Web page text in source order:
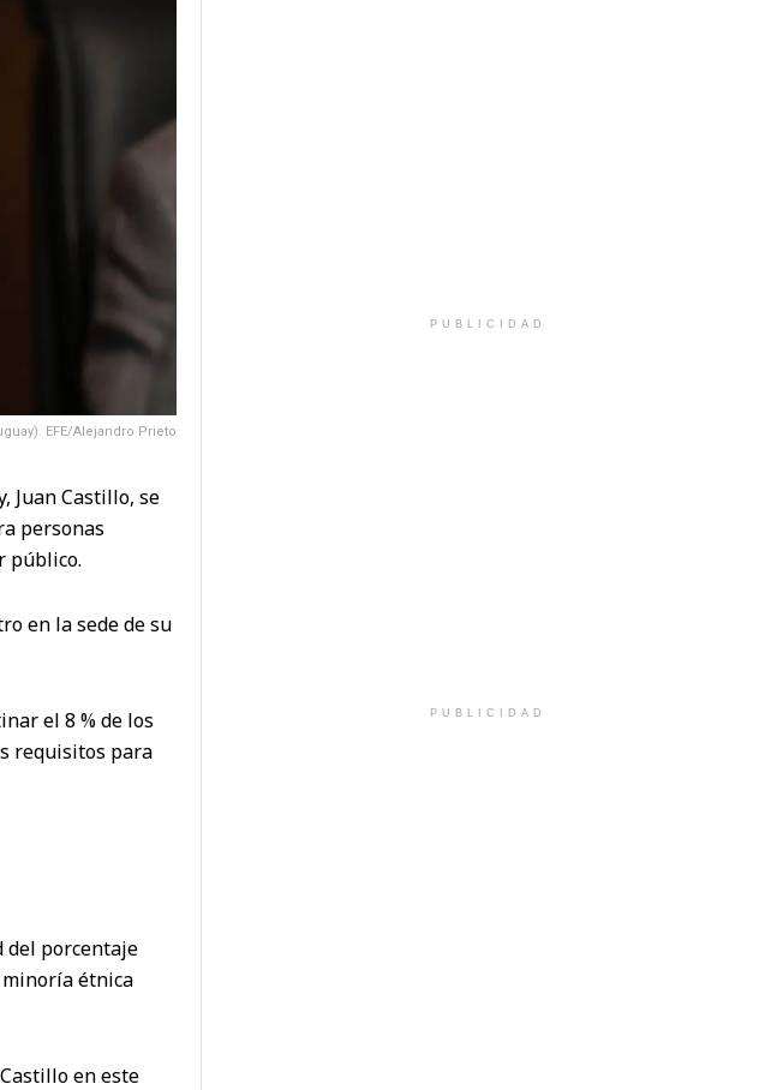
EFE/Alejandro Prieto
Juan Castillo, se
personas
público.
en la sede de su
el 8 % de los
requisitos para
del porcentaje
minoría étnica
en este
PUBLICIDAD
PUBLICIDAD